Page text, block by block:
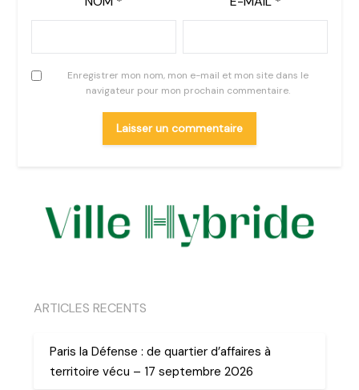
Enregistrer mon nom, mon e-mail et mon site dans le
navigateur pour mon prochain commentaire.
ARTICLES RECENTS
Paris la Défense : de quartier d’affaires à
territoire vécu – 17 septembre 2026